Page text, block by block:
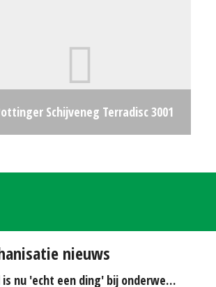
Schijveneg Terradisc 3001
nieuws
Diesel is nu 'echt een ding' bij onderwerken